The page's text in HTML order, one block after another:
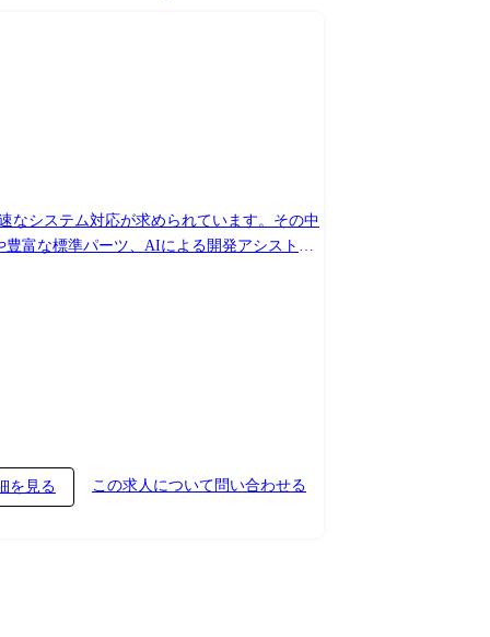
富な標準パーツ、AIによる開発アシスト機
プロトタイプ作成や実現性の検証を並行して
を見る
この求人について問い合わせる